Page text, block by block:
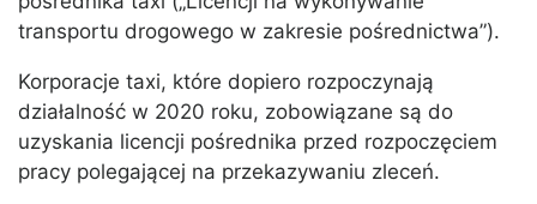
transportu drogowego w zakresie pośrednictwa”).
Korporacje taxi, które dopiero rozpoczynają
działalność w 2020 roku, zobowiązane są do
uzyskania licencji pośrednika przed rozpoczęciem
pracy polegającej na przekazywaniu zleceń.